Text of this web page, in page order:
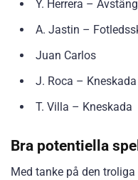
Y. Herrera –
A. Jastin –
Juan Carlos
J. Roca – Kneskada
T. Villa – Kneskada
Bra potentiella
Med tanke på den